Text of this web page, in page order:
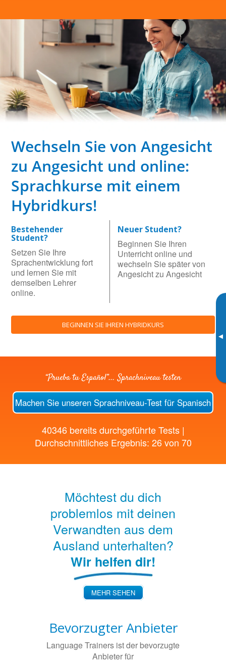
▸
Wechseln Sie von Angesicht
zu Angesicht und online:
Sprachkurse mit einem
Hybridkurs!
Bestehender
Student?
Setzen Sie Ihre
Sprachentwicklung fort
und lernen Sie mit
demselben Lehrer
online.
Neuer Student?
Beginnen Sie Ihren
Unterricht online und
wechseln Sie später von
Angesicht zu Angesicht
BEGINNEN SIE IHREN HYBRIDKURS
“Prueba tu Español”... Sprachniveau testen
Machen Sie unseren Sprachniveau-Test für Spanisch
40346 bereits durchgeführte Tests |
Durchschnittliches Ergebnis: 26 von 70
Möchtest du dich
problemlos mit deinen
Verwandten aus dem
Ausland unterhalten?
Wir helfen dir!
MEHR SEHEN
Bevorzugter Anbieter
Language Trainers ist der bevorzugte
Anbieter für